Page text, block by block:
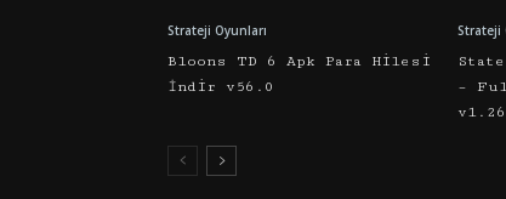
Strateji Oyunları
Bloons TD 6 Apk Para Hilesi
İndir v56.0
Strateji
–